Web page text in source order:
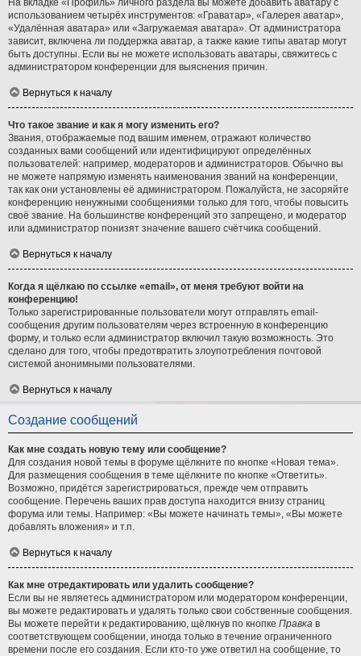
На вкладке «Профиль» личного раздела вы можете добавить аватару с
использованием четырёх инструментов: «Граватар», «Галерея аватар»,
«Удалённая аватара» или «Загружаемая аватара». От администратора
зависит, включена ли поддержка аватар, а также какие типы аватар могут
быть доступны. Если вы не можете использовать аватары, свяжитесь с
администратором конференции для выяснения причин.
Вернуться к началу
Что такое звание и как я могу изменить его?
Звания, отображаемые под вашим именем, отражают количество
созданных вами сообщений или идентифицируют определённых
пользователей: например, модераторов и администраторов. Обычно вы
не можете напрямую изменять наименования званий на конференции,
так как они установлены её администратором. Пожалуйста, не засоряйте
конференцию ненужными сообщениями только для того, чтобы повысить
своё звание. На большинстве конференций это запрещено, и модератор
или администратор понизят значение вашего счётчика сообщений.
Вернуться к началу
Когда я щёлкаю по ссылке «email», от меня требуют войти на
конференцию!
Только зарегистрированные пользователи могут отправлять email-
сообщения другим пользователям через встроенную в конференцию
форму, и только если администратор включил такую возможность. Это
сделано для того, чтобы предотвратить злоупотребления почтовой
системой анонимными пользователями.
Вернуться к началу
Создание сообщений
Как мне создать новую тему или сообщение?
Для создания новой темы в форуме щёлкните по кнопке «Новая тема».
Для размещения сообщения в теме щёлкните по кнопке «Ответить».
Возможно, придётся зарегистрироваться, прежде чем отправить
сообщение. Перечень ваших прав доступа находится внизу страниц
форума или темы. Например: «Вы можете начинать темы», «Вы можете
добавлять вложения» и т.п.
Вернуться к началу
Как мне отредактировать или удалить сообщение?
Если вы не являетесь администратором или модератором конференции,
вы можете редактировать и удалять только свои собственные сообщения.
Вы можете перейти к редактированию, щёлкнув по кнопке Правка в
соответствующем сообщении, иногда только в течение ограниченного
времени после его создания. Если кто-то уже ответил на сообщение, то